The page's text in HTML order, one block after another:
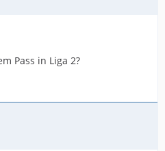
Pass in Liga 2?